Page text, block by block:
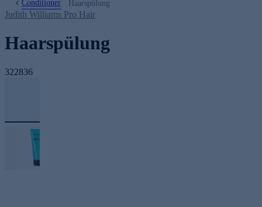
Conditioner Haarspülung
Judith Williams Pro Hair
Haarspülung
322836